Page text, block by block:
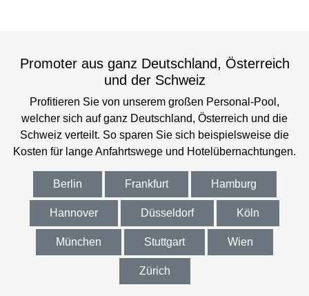
Promoter aus ganz Deutschland, Österreich
und der Schweiz
Profitieren Sie von unserem großen Personal-Pool,
welcher sich auf ganz Deutschland, Österreich und die
Schweiz verteilt. So sparen Sie sich beispielsweise die
Kosten für lange Anfahrtswege und Hotelübernachtungen.
Berlin Frankfurt Hamburg
Hannover Düsseldorf Köln
München Stuttgart Wien
Zürich